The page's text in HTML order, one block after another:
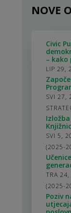
NOVE
Civic
– kako
LIP 29,
SVI 27,
SVI 5,
(2025-
TRA
(2025-
Poziv